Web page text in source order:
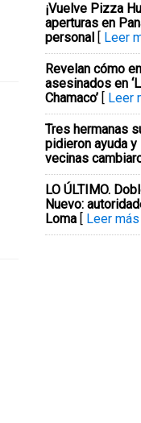
¡Vuelve Pizza
aperturas en
personal [ Leer
Revelan cómo
asesinados en
Chamaco’ [ Leer
Tres hermanas
pidieron ayuda
vecinas
LO ÚLTIMO.
Nuevo:
Loma [ Leer más